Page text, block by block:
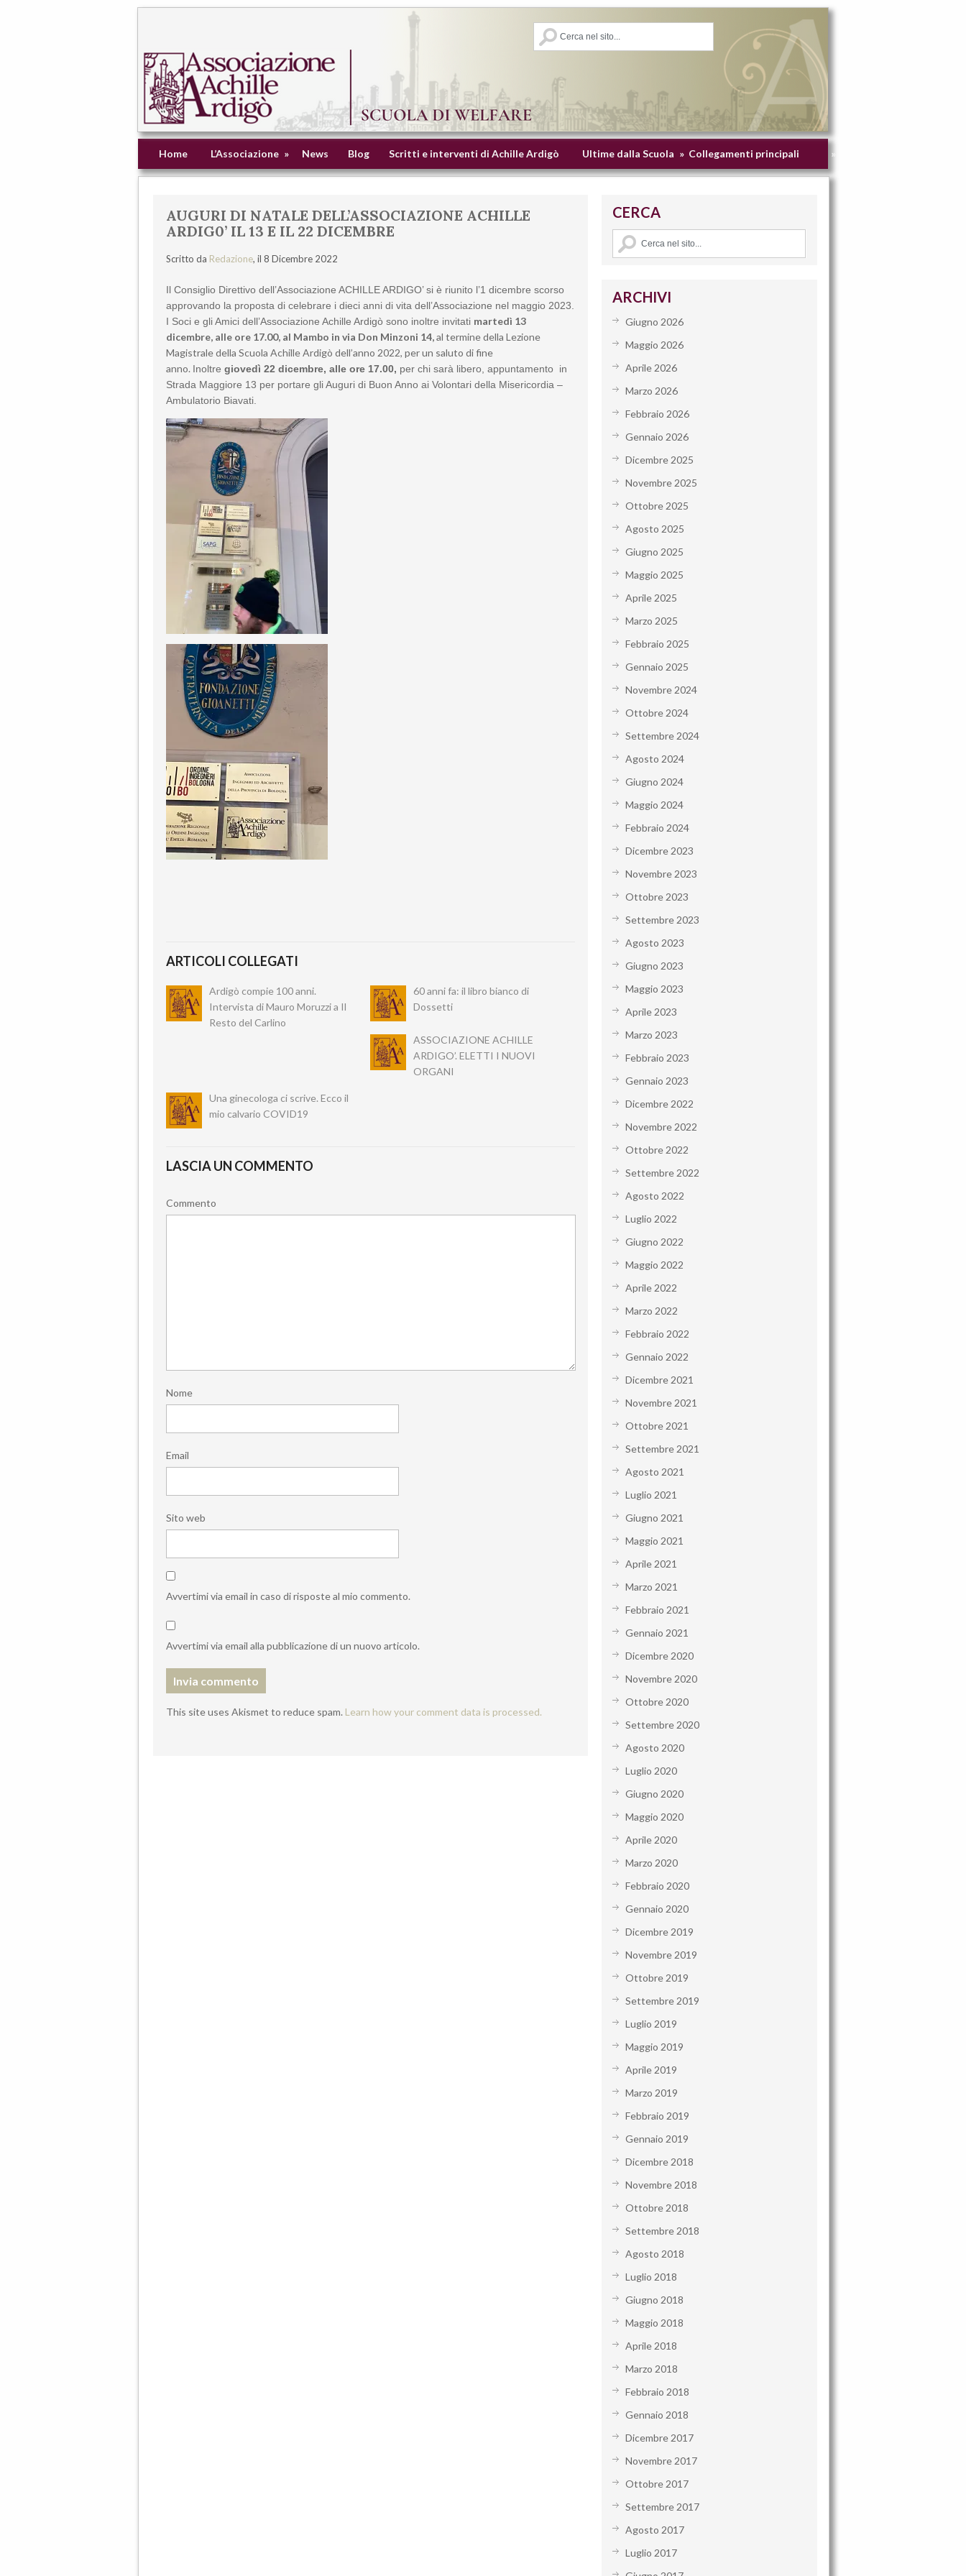
Home L’Associazione » News Blog Scritti e interventi di Achille Ardigò Ultime dalla Scuola » Collegamenti principali »
AUGURI DI NATALE DELL’ASSOCIAZIONE ACHILLE
ARDIG0’ IL 13 E IL 22 DICEMBRE
Scritto da Redazione, il 8 Dicembre 2022
Il Consiglio Direttivo dell’Associazione ACHILLE ARDIGO’ si è riunito l’1 dicembre scorso
approvando la proposta di celebrare i dieci anni di vita dell’Associazione nel maggio 2023.
I Soci e gli Amici dell’Associazione Achille Ardigò sono inoltre invitati martedì 13
dicembre, alle ore 17.00, al Mambo invia Don Minzoni 14,al termine della Lezione
Magistrale della Scuola Achille Ardigò dell’anno 2022, per un saluto di fine
anno. Inoltregiovedì 22 dicembre, alle ore 17.00, per chi sarà libero, appuntamento in
Strada Maggiore 13 per portare gli Auguri di Buon Anno ai Volontari della Misericordia –
Ambulatorio Biavati.
ARTICOLI COLLEGATI
Ardigò compie 100 anni.
Intervista di Mauro Moruzzi a Il
Resto del Carlino
60 anni fa: il libro bianco di
Dossetti
ASSOCIAZIONE ACHILLE
ARDIGO’. ELETTI I NUOVI
ORGANI
Una ginecologa ci scrive. Ecco il
mio calvario COVID19
LASCIA UN COMMENTO
Commento
Nome
Email
Sito web
Avvertimi via email in caso di risposte al mio commento.
Avvertimi via email alla pubblicazione di un nuovo articolo.
This site uses Akismet to reduce spam. Learn how your comment data is processed.
CERCA
ARCHIVI
Giugno 2026
Maggio 2026
Aprile 2026
Marzo 2026
Febbraio 2026
Gennaio 2026
Dicembre 2025
Novembre 2025
Ottobre 2025
Agosto 2025
Giugno 2025
Maggio 2025
Aprile 2025
Marzo 2025
Febbraio 2025
Gennaio 2025
Novembre 2024
Ottobre 2024
Settembre 2024
Agosto 2024
Giugno 2024
Maggio 2024
Febbraio 2024
Dicembre 2023
Novembre 2023
Ottobre 2023
Settembre 2023
Agosto 2023
Giugno 2023
Maggio 2023
Aprile 2023
Marzo 2023
Febbraio 2023
Gennaio 2023
Dicembre 2022
Novembre 2022
Ottobre 2022
Settembre 2022
Agosto 2022
Luglio 2022
Giugno 2022
Maggio 2022
Aprile 2022
Marzo 2022
Febbraio 2022
Gennaio 2022
Dicembre 2021
Novembre 2021
Ottobre 2021
Settembre 2021
Agosto 2021
Luglio 2021
Giugno 2021
Maggio 2021
Aprile 2021
Marzo 2021
Febbraio 2021
Gennaio 2021
Dicembre 2020
Novembre 2020
Ottobre 2020
Settembre 2020
Agosto 2020
Luglio 2020
Giugno 2020
Maggio 2020
Aprile 2020
Marzo 2020
Febbraio 2020
Gennaio 2020
Dicembre 2019
Novembre 2019
Ottobre 2019
Settembre 2019
Luglio 2019
Maggio 2019
Aprile 2019
Marzo 2019
Febbraio 2019
Gennaio 2019
Dicembre 2018
Novembre 2018
Ottobre 2018
Settembre 2018
Agosto 2018
Luglio 2018
Giugno 2018
Maggio 2018
Aprile 2018
Marzo 2018
Febbraio 2018
Gennaio 2018
Dicembre 2017
Novembre 2017
Ottobre 2017
Settembre 2017
Agosto 2017
Luglio 2017